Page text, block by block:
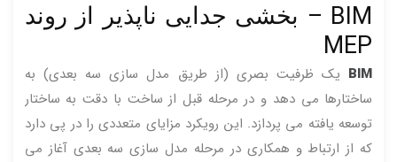
BIM – بخشی جدایی ناپذیر از روند
MEP
BIM یک ظرفیت بصری (از طریق مدل سازی سه بعدی) به
ساختارها می دهد و در مرحله قبل از ساخت با دقت به ساختار
توسعه یافته می پردازد. این رویکرد مزایای متعددی را در پی دارد
که از ارتباط و همکاری در مرحله مدل سازی سه بعدی آغاز می